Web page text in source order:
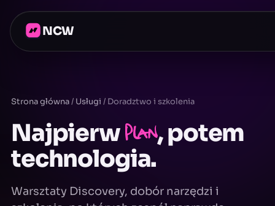
NCW
Strona główna/ Usługi / Doradztwo i szkolenia
Najpierwplan, potem
technologia.
Warsztaty Discovery, dobór narzędzi i